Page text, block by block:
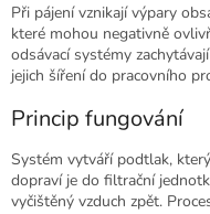
Při pájení vznikají výpary
které mohou negativně
odsávací systémy
jejich šíření do pracovního
Princip fungování
Systém vytváří podtlak,
dopraví je do filtrační
vyčištěný vzduch zpět.